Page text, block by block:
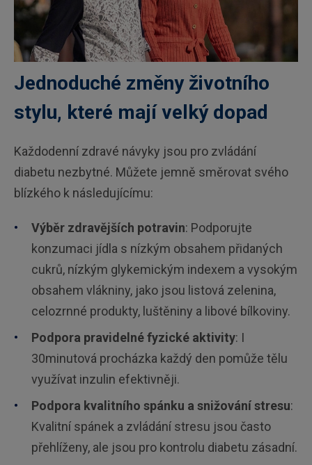
Jednoduché změny životního
stylu, které mají velký dopad
Každodenní zdravé návyky jsou pro zvládání
diabetu nezbytné. Můžete jemně směrovat svého
blízkého k následujícímu:
Výběr zdravějších potravin: Podporujte
konzumaci jídla s nízkým obsahem přidaných
cukrů, nízkým glykemickým indexem a vysokým
obsahem vlákniny, jako jsou listová zelenina,
celozrnné produkty, luštěniny a libové bílkoviny.
Podpora pravidelné fyzické aktivity: I
30minutová procházka každý den pomůže tělu
využívat inzulin efektivněji.
Podpora kvalitního spánku a snižování stresu:
Kvalitní spánek a zvládání stresu jsou často
přehlíženy, ale jsou pro kontrolu diabetu zásadní.